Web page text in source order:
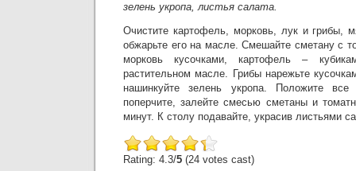
зелень укропа, листья салата.
Очистите картофель, морковь, лук и грибы,
обжарьте его на масле. Смешайте сметану с
морковь кусочками, картофель –
растительном масле. Грибы нарежьте
нашинкуйте зелень укропа. Положите все
поперчите, залейте смесью сметаны и
минут. К столу подавайте, украсив листьями
Rating: 4.3/5 (24 votes cast)